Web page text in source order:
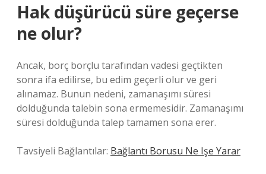
Hak düşürücü süre geçerse
ne olur?
Ancak, borç borçlu tarafından vadesi geçtikten
sonra ifa edilirse, bu edim geçerli olur ve geri
alınamaz. Bunun nedeni, zamanaşımı süresi
dolduğunda talebin sona ermemesidir. Zamanaşımı
süresi dolduğunda talep tamamen sona erer.
Tavsiyeli Bağlantılar: Bağlantı Borusu Ne Işe Yarar